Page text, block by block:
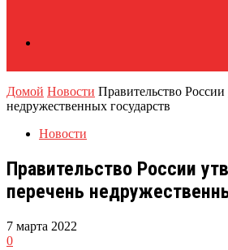
Домой Новости Правительство
недружественных государств
Новости
Правительство России
перечень
7 марта 2022
0